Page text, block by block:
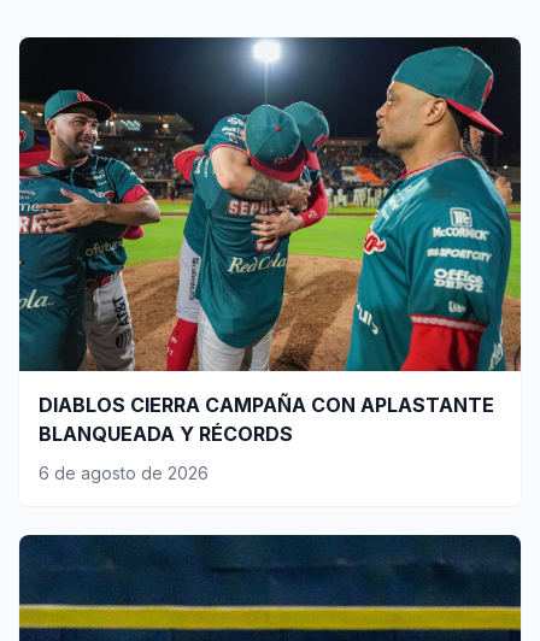
DIABLOS CIERRA CAMPAÑA CON APLASTANTE
BLANQUEADA Y RÉCORDS
6 de agosto de 2026